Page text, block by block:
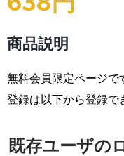
商品説明
無料会員限定ページで
登録は以下から登録で
既存ユーザの